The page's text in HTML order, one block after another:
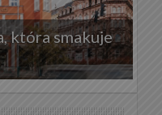
która smakuje